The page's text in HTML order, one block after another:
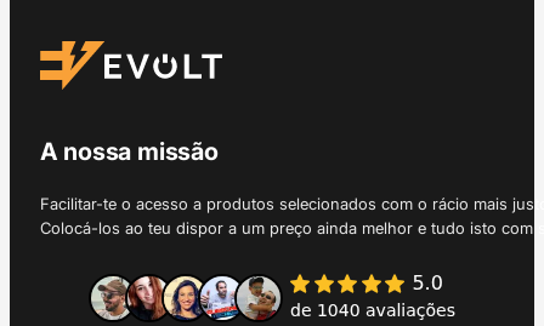
A nossa missão
Facilitar-te o acesso a produtos selecionados com o rácio mais
Colocá-los ao teu dispor a um preço ainda melhor e tudo isto